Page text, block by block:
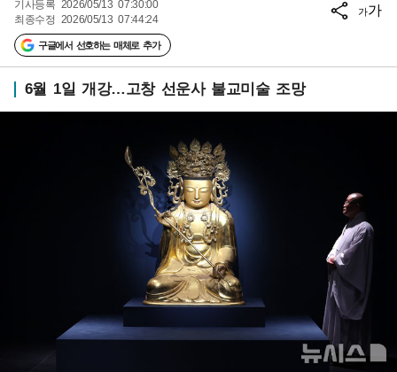
기사등록 2026/05/13 07:30:00
최종수정 2026/05/13 07:44:24
구글에서 선호하는 매체로 추가
가가
6월 1일 개강…고창 선운사 불교미술 조망